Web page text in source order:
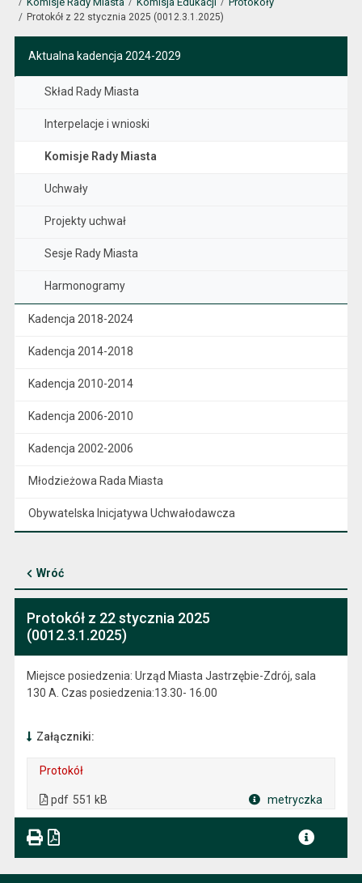
Protokół z 22 stycznia 2025 (0012.3.1.2025)
Aktualna kadencja 2024-2029
Skład Rady Miasta
Interpelacje i wnioski
Komisje Rady Miasta
Uchwały
Projekty uchwał
Sesje Rady Miasta
Harmonogramy
Kadencja 2018-2024
Kadencja 2014-2018
Kadencja 2010-2014
Kadencja 2006-2010
Kadencja 2002-2006
Młodzieżowa Rada Miasta
Obywatelska Inicjatywa Uchwałodawcza
Wróć
Protokół z 22 stycznia 2025
(0012.3.1.2025)
Miejsce posiedzenia: Urząd Miasta Jastrzębie-Zdrój, sala
130 A. Czas posiedzenia:13.30- 16.00
Załączniki:
Protokół
pdf 551 kB metryczka